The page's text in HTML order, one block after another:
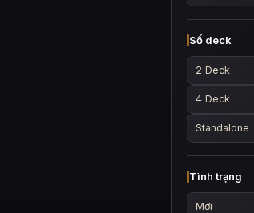
Số deck
2 Deck
4 Deck
Standalone
Tình trạng
Mới